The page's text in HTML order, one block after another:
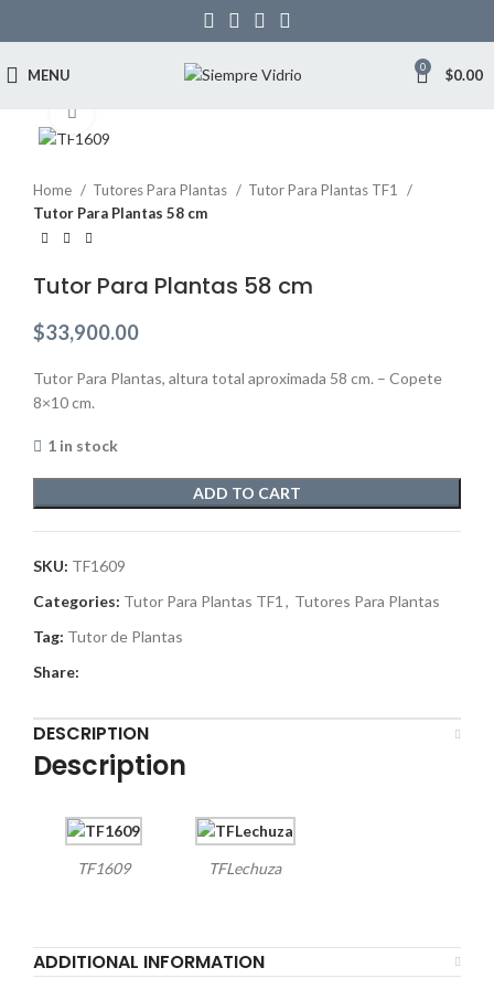
MENU 0 $0.00
Home Tutores Para Plantas
Tutor Para Plantas TF1
Tutor Para Plantas 58 cm
Tutor Para Plantas 58 cm
$33,900.00
Tutor Para Plantas, altura total aproximada 58 cm. – Copete
8×10 cm.
1 in stock
ADD TO CART
SKU: TF1609
Categories: Tutor Para Plantas TF1 , Tutores Para Plantas
Tag: Tutor de Plantas
Share:
DESCRIPTION
Description
TF1609 TFLechuza
ADDITIONAL INFORMATION